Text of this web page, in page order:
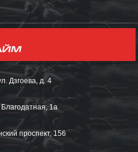
Дзгоева, д. 4
1а
проспект, 156